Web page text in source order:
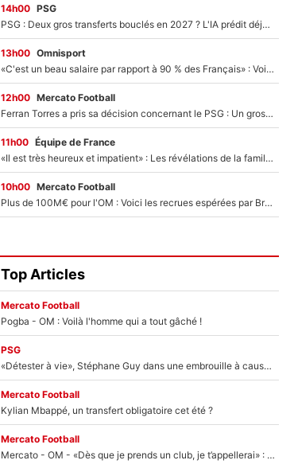
14h00 PSG
PSG : Deux gros transferts bouclés en 2027 ? L'IA prédit déjà les deux joueurs qui pourraient rejoindre Luis Enrique !
13h00 Omnisport
«C'est un beau salaire par rapport à 90 % des Français» : Voilà combien touchait Nelson Monfort sur France Télévisions avant de rejoindre CNews
12h00 Mercato Football
Ferran Torres a pris sa décision concernant le PSG : Un gros club étranger prêt à relancer le feuilleton pour la signature du champion du monde 2026 !
11h00 Équipe de France
«Il est très heureux et impatient» : Les révélations de la famille Zidane sur sa prise de pouvoir en équipe de France !
10h00 Mercato Football
Plus de 100M€ pour l'OM : Voici les recrues espérées par Bruno Genesio et Grégory Lorenzi après l’opération dégraissage
Top Articles
Mercato Football
Pogba - OM : Voilà l'homme qui a tout gâché !
PSG
«Détester à vie», Stéphane Guy dans une embrouille à cause du PSG !
Mercato Football
Kylian Mbappé, un transfert obligatoire cet été ?
Mercato Football
Mercato - OM - «Dès que je prends un club, je t’appellerai» : La promesse de Marcelino au moment de claquer la porte